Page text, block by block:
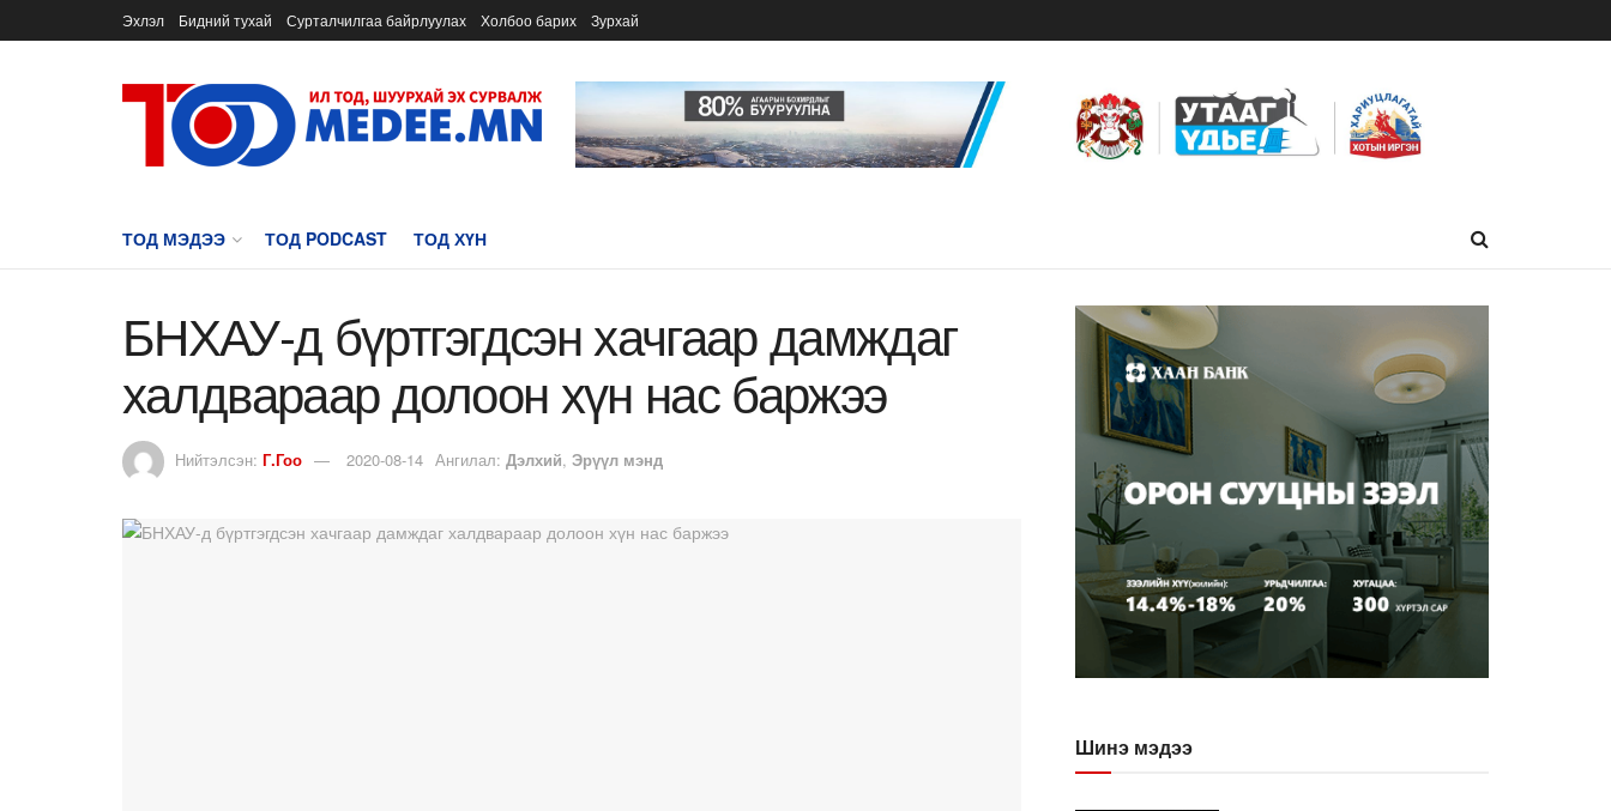
Эхлэл Бидний тухай Сурталчилгаа байрлуулах Холбоо барих Зурхай
ТОД МЭДЭЭ ТОД PODCAST ТОД ХҮН
БНХАУ-д бүртгэгдсэн хачгаар дамждаг
халдвараар долоон хүн нас баржээ
Нийтэлсэн: Г.Гоо 2020-08-14 Ангилал: Дэлхий, Эрүүл мэнд
Шинэ мэдээ